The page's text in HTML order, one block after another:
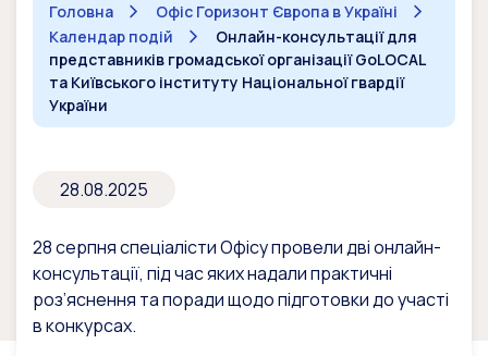
Головна
Офіс Горизонт Європа в Україні
Календар подій
Онлайн-консультації для
представників громадської організації GoLOCAL
та Київського інституту Національної гвардії
України
28.08.2025
28 серпня спеціалісти Офісу провели дві онлайн-
консультації, під час яких надали практичні
роз’яснення та поради щодо підготовки до участі
в конкурсах.